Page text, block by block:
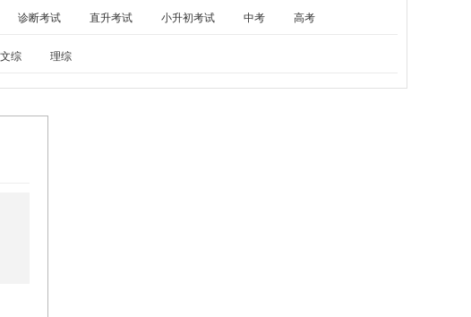
诊断考试 直升考试 小升初考试 中考 高考
文综 理综